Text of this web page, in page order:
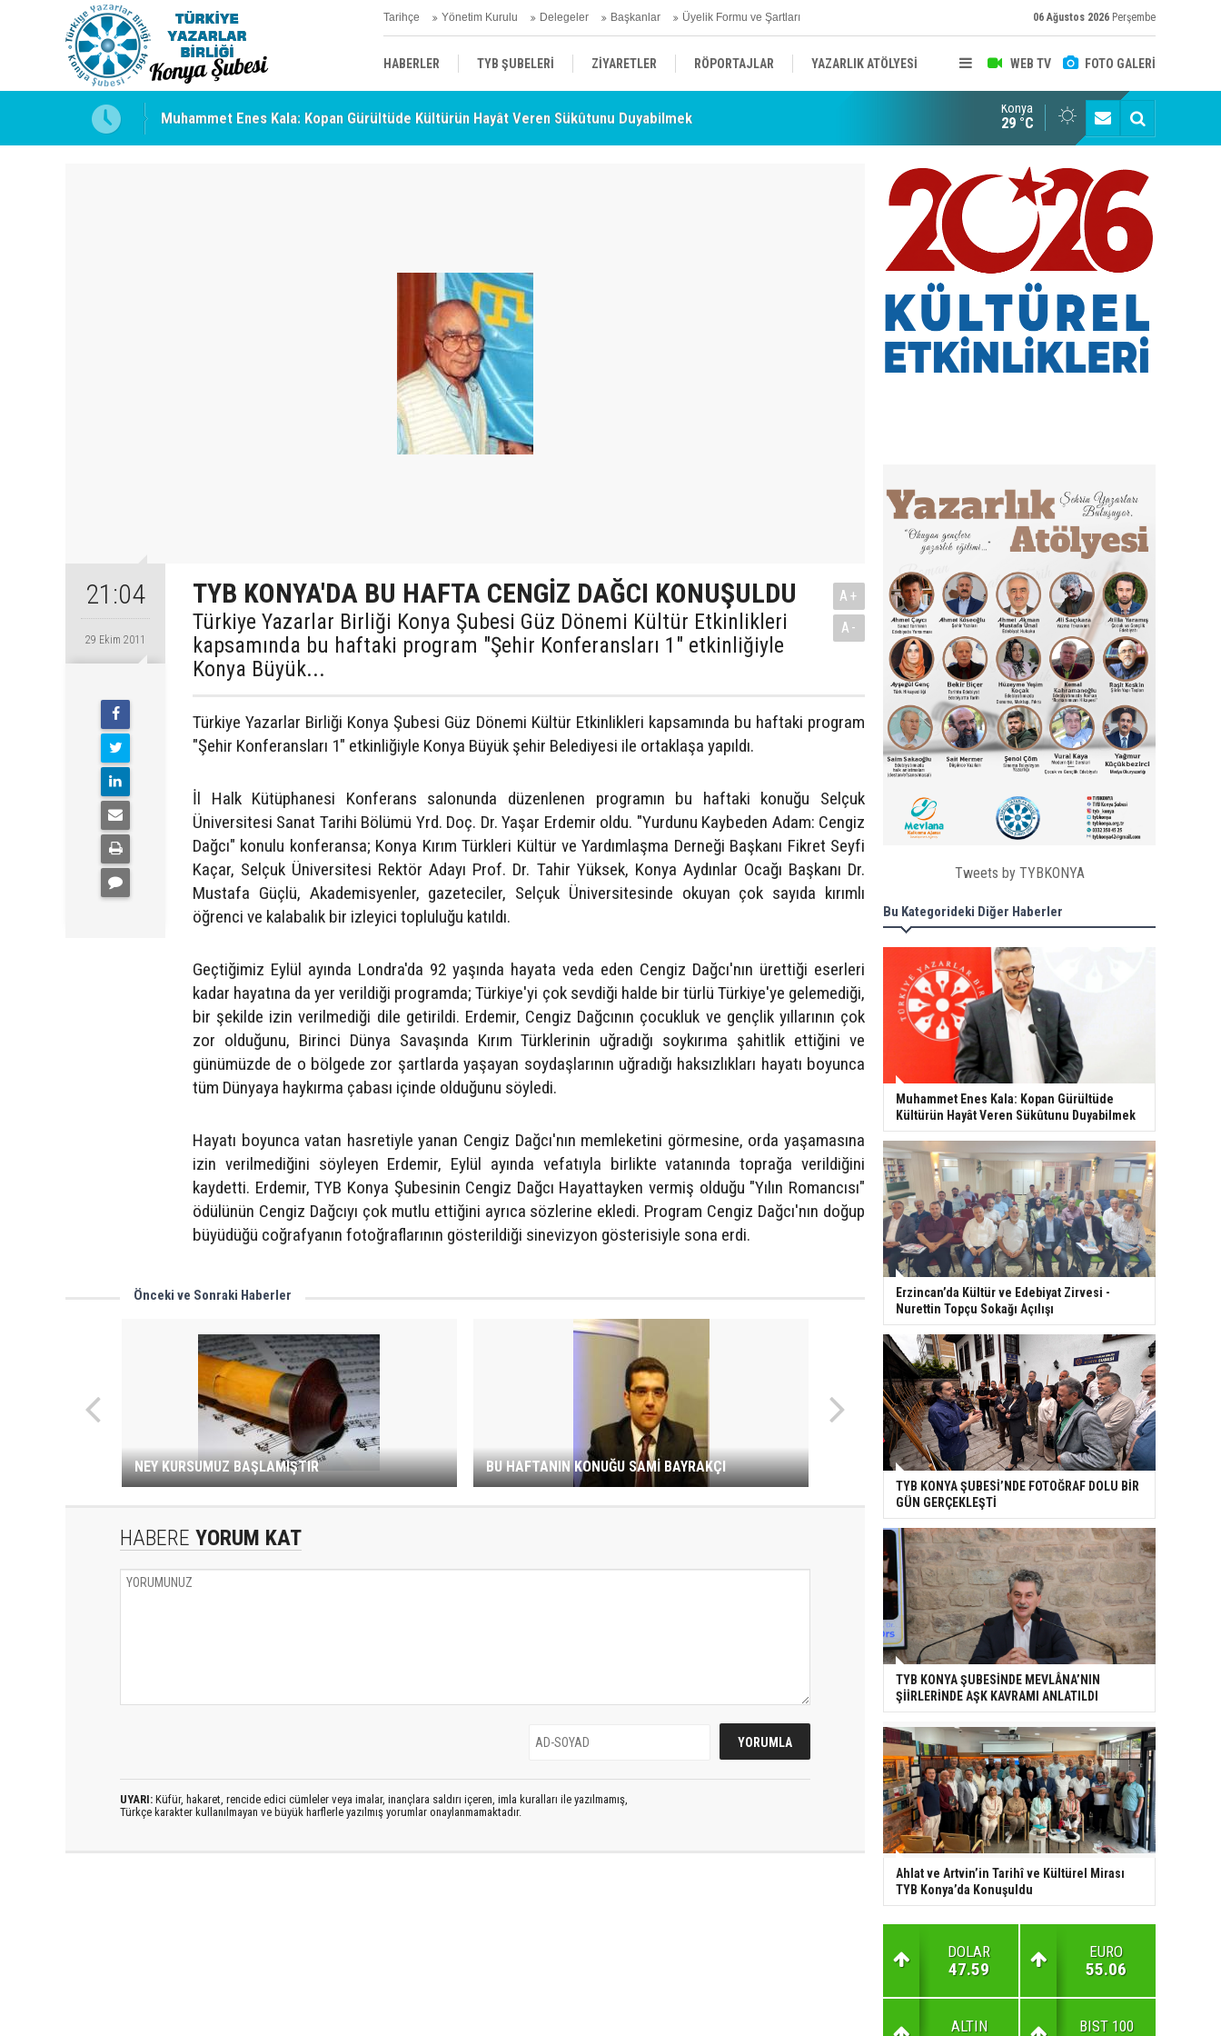
Tarihçe Yönetim Kurulu Delegeler Başkanlar Üyelik Formu ve Şartları 06 Ağustos 2026 Perşembe
WEB TV FOTO GALERİ
HABERLER TYB ŞUBELERİ ZİYARETLER RÖPORTAJLAR YAZARLIK ATÖLYESİ
ÜYELERİMİZDEN HABERLER KENDİNİ ARAYAN ŞEHİR
Muhammet Enes Kala: Kopan Gürültüde Kültürün Hayât Veren Sükûtunu Duyabilmek
Erzincan’da Kültür ve Edebiyat Zirvesi - Nurettin Topçu Sokağı Açılışı
TYB KONYA ŞUBESİ’NDE FOTOĞRAF DOLU BİR GÜN GERÇEKLEŞTİ
Konya
29 °C
21:04
29 Ekim 2011
TYB KONYA'DA BU HAFTA CENGİZ DAĞCI KONUŞULDU
Türkiye Yazarlar Birliği Konya Şubesi Güz Dönemi Kültür Etkinlikleri
kapsamında bu haftaki program "Şehir Konferansları 1" etkinliğiyle
Konya Büyük...
A+
A-
Türkiye Yazarlar Birliği Konya Şubesi Güz Dönemi Kültür Etkinlikleri kapsamında bu haftaki program
"Şehir Konferansları 1" etkinliğiyle Konya Büyük şehir Belediyesi ile ortaklaşa yapıldı.
İl Halk Kütüphanesi Konferans salonunda düzenlenen programın bu haftaki konuğu Selçuk
Üniversitesi Sanat Tarihi Bölümü Yrd. Doç. Dr. Yaşar Erdemir oldu. "Yurdunu Kaybeden Adam: Cengiz
Dağcı" konulu konferansa; Konya Kırım Türkleri Kültür ve Yardımlaşma Derneği Başkanı Fikret Seyfi
Kaçar, Selçuk Üniversitesi Rektör Adayı Prof. Dr. Tahir Yüksek, Konya Aydınlar Ocağı Başkanı Dr.
Mustafa Güçlü, Akademisyenler, gazeteciler, Selçuk Üniversitesinde okuyan çok sayıda kırımlı
öğrenci ve kalabalık bir izleyici topluluğu katıldı.
Geçtiğimiz Eylül ayında Londra'da 92 yaşında hayata veda eden Cengiz Dağcı'nın ürettiği eserleri
kadar hayatına da yer verildiği programda; Türkiye'yi çok sevdiği halde bir türlü Türkiye'ye gelemediği,
bir şekilde izin verilmediği dile getirildi. Erdemir, Cengiz Dağcının çocukluk ve gençlik yıllarının çok
zor olduğunu, Birinci Dünya Savaşında Kırım Türklerinin uğradığı soykırıma şahitlik ettiğini ve
günümüzde de o bölgede zor şartlarda yaşayan soydaşlarının uğradığı haksızlıkları hayatı boyunca
tüm Dünyaya haykırma çabası içinde olduğunu söyledi.
Hayatı boyunca vatan hasretiyle yanan Cengiz Dağcı'nın memleketini görmesine, orda yaşamasına
izin verilmediğini söyleyen Erdemir, Eylül ayında vefatıyla birlikte vatanında toprağa verildiğini
kaydetti. Erdemir, TYB Konya Şubesinin Cengiz Dağcı Hayattayken vermiş olduğu "Yılın Romancısı"
ödülünün Cengiz Dağcıyı çok mutlu ettiğini ayrıca sözlerine ekledi. Program Cengiz Dağcı'nın doğup
büyüdüğü coğrafyanın fotoğraflarının gösterildiği sinevizyon gösterisiyle sona erdi.
Önceki ve Sonraki Haberler
NEY KURSUMUZ BAŞLAMIŞTIR BU HAFTANIN KONUĞU SAMİ BAYRAKÇI
HABERE YORUM KAT
UYARI: Küfür, hakaret, rencide edici cümleler veya imalar, inançlara saldırı içeren, imla kuralları ile yazılmamış,
Türkçe karakter kullanılmayan ve büyük harflerle yazılmış yorumlar onaylanmamaktadır.
Tweets by TYBKONYA
Bu Kategorideki Diğer Haberler
Muhammet Enes Kala: Kopan Gürültüde
Kültürün Hayât Veren Sükûtunu Duyabilmek
Erzincan’da Kültür ve Edebiyat Zirvesi -
Nurettin Topçu Sokağı Açılışı
TYB KONYA ŞUBESİ’NDE FOTOĞRAF DOLU BİR
GÜN GERÇEKLEŞTİ
TYB KONYA ŞUBESİNDE MEVLÂNA’NIN
ŞİİRLERİNDE AŞK KAVRAMI ANLATILDI
Ahlat ve Artvin’in Tarihî ve Kültürel Mirası
TYB Konya’da Konuşuldu
DOLAR
47.59
EURO
55.06
ALTIN BIST 100